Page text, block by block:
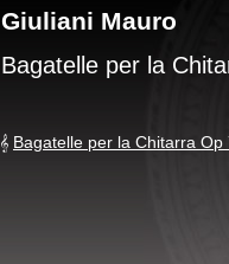
Giuliani Mauro
Bagatelle per la
Bagatelle per la Chitarra Op